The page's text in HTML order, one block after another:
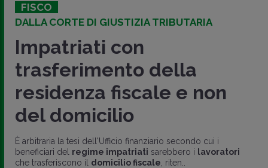
FISCO
DALLA CORTE DI GIUSTIZIA TRIBUTARIA
Impatriati con
trasferimento della
residenza fiscale e non
del domicilio
È arbitraria la tesi dell'Ufficio finanziario secondo cui i
beneficiari del regime impatriati sarebbero i lavoratori
che trasferiscono il domicilio fiscale , riten..